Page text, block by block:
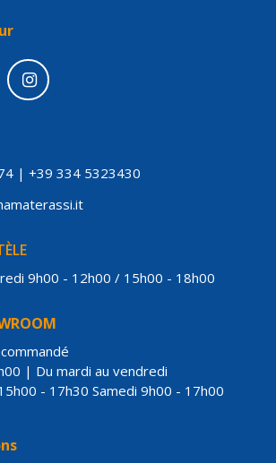
| +39 334 5323430
9h00 - 12h00 / 15h00 - 18h00
| Du mardi au vendredi
- 17h30 Samedi 9h00 - 17h00